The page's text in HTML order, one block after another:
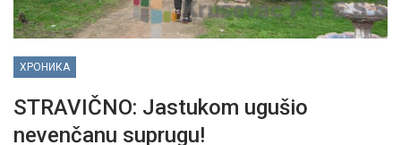
ХРОНИКА
STRAVIČNO: Jastukom ugušio
nevenčanu suprugu!